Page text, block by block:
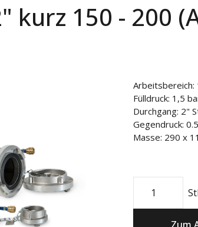
kurz 150 - 200
Arbeitsbereich:
Fülldruck: 1,5
Durchgang: 2"
Gegendruck:
Masse: 290 x